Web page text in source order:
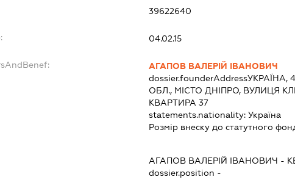
39622640
04.02.15
АГАПОВ ВАЛЕРІЙ ІВАНОВИЧ
dossier.founderAddressУКРАЇНА,
ОБЛ., МІСТО ДНІПРО, ВУЛИЦЯ
КВАРТИРА 37
statements.nationality:Україна
Розмір внеску до статутного
АГАПОВ ВАЛЕРІЙ ІВАНОВИЧ -
dossier.position -